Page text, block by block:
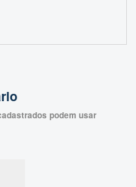
podem usar